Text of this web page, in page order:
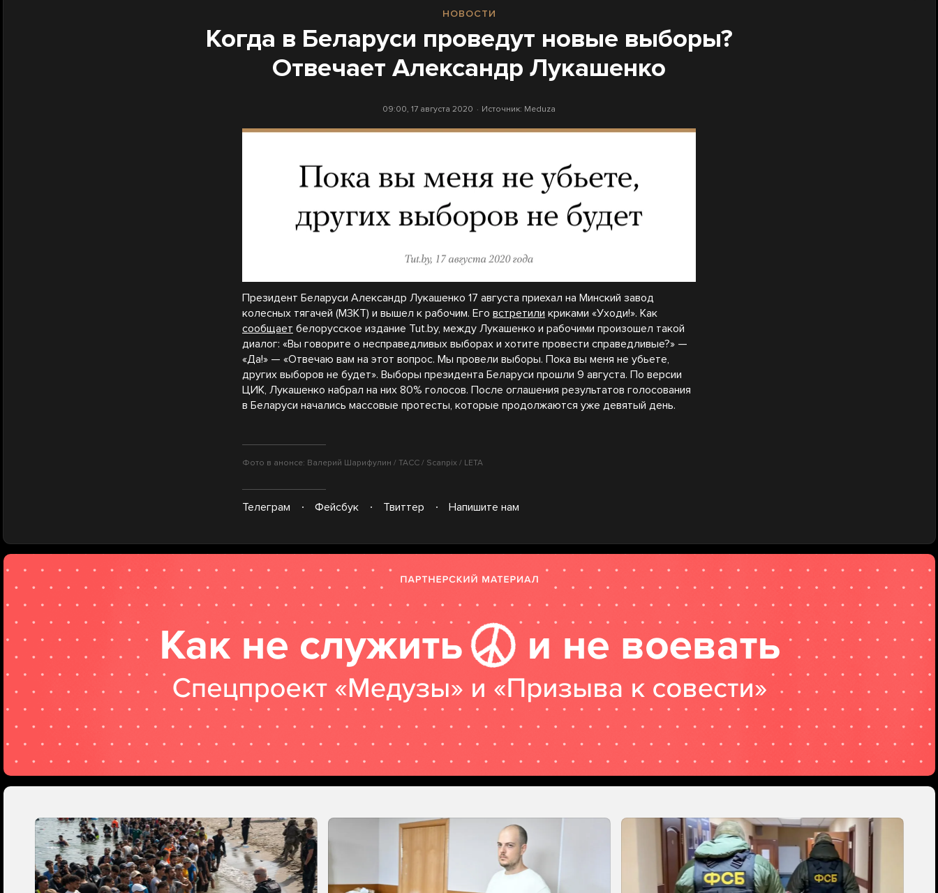
НОВОСТИ
Когда в Беларуси проведут новые выборы?
Отвечает Александр Лукашенко
09:00, 17 августа 2020 Источник: Meduza
Президент Беларуси Александр Лукашенко 17 августа приехал на Минский завод
колесных тягачей (МЗКТ) и вышел к рабочим. Его встретили криками «Уходи!». Как
сообщает белорусское издание Tut.by, между Лукашенко и рабочими произошел такой
диалог: «Вы говорите о несправедливых выборах и хотите провести справедливые?» —
«Да!» — «Отвечаю вам на этот вопрос. Мы провели выборы. Пока вы меня не убьете,
других выборов не будет». Выборы президента Беларуси прошли 9 августа. По версии
ЦИК, Лукашенко набрал на них 80% голосов. После оглашения результатов голосования
в Беларуси начались массовые протесты, которые продолжаются уже девятый день.
Фото в анонсе: Валерий Шарифулин / ТАСС / Scanpix / LETA
Телеграм Фейсбук Твиттер Напишите нам